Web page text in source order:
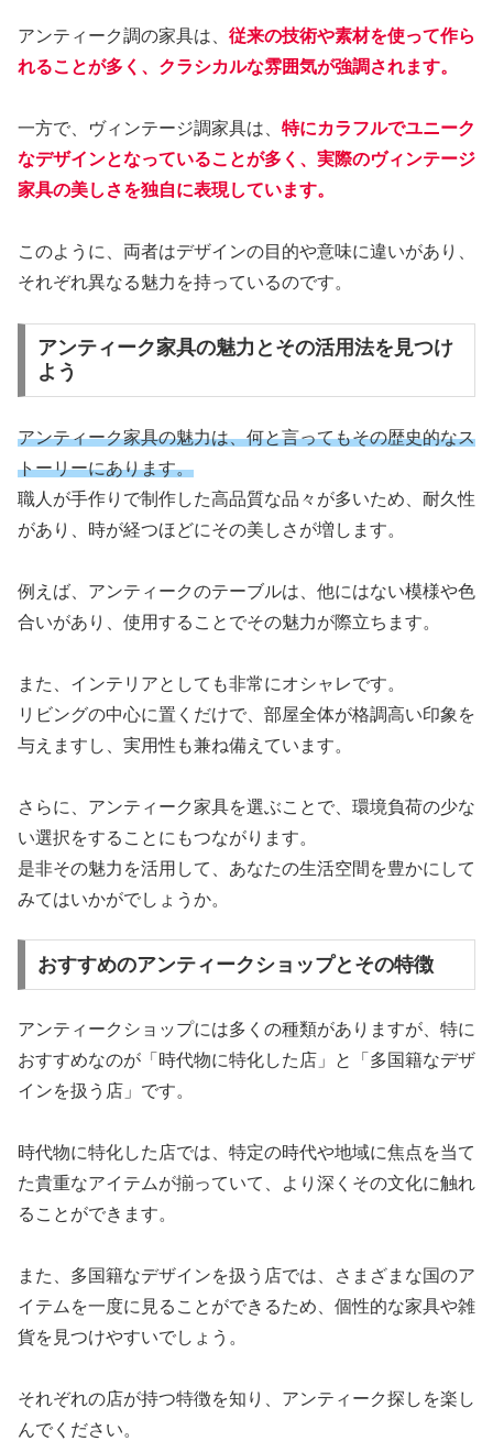
アンティーク調の家具は、 従来の技術や素材を使って作ら
れることが多く、クラシカルな雰囲気が強調されます。
一方で、ヴィンテージ調家具は、 特にカラフルでユニーク
なデザインとなっていることが多く、実際のヴィンテージ
家具の美しさを独自に表現しています。
このように、両者はデザインの目的や意味に違いがあり、
それぞれ異なる魅力を持っているのです。
アンティーク家具の魅力とその活用法を見つけ
よう
アンティーク家具の魅力は、何と言ってもその歴史的なス
トーリーにあります。
職人が手作りで制作した高品質な品々が多いため、耐久性
があり、時が経つほどにその美しさが増します。
例えば、アンティークのテーブルは、他にはない模様や色
合いがあり、使用することでその魅力が際立ちます。
また、インテリアとしても非常にオシャレです。
リビングの中心に置くだけで、部屋全体が格調高い印象を
与えますし、実用性も兼ね備えています。
さらに、アンティーク家具を選ぶことで、環境負荷の少な
い選択をすることにもつながります。
是非その魅力を活用して、あなたの生活空間を豊かにして
みてはいかがでしょうか。
おすすめのアンティークショップとその特徴
アンティークショップには多くの種類がありますが、特に
おすすめなのが「時代物に特化した店」と「多国籍なデザ
インを扱う店」です。
時代物に特化した店では、特定の時代や地域に焦点を当て
た貴重なアイテムが揃っていて、より深くその文化に触れ
ることができます。
また、多国籍なデザインを扱う店では、さまざまな国のア
イテムを一度に見ることができるため、個性的な家具や雑
貨を見つけやすいでしょう。
それぞれの店が持つ特徴を知り、アンティーク探しを楽し
んでください。